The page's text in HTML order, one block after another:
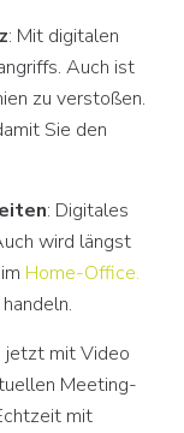
: Mit digitalen
Auch ist
zu verstoßen.
Sie den
: Digitales
wird längst
Home-Office.
jetzt mit Video
Meeting-
mit